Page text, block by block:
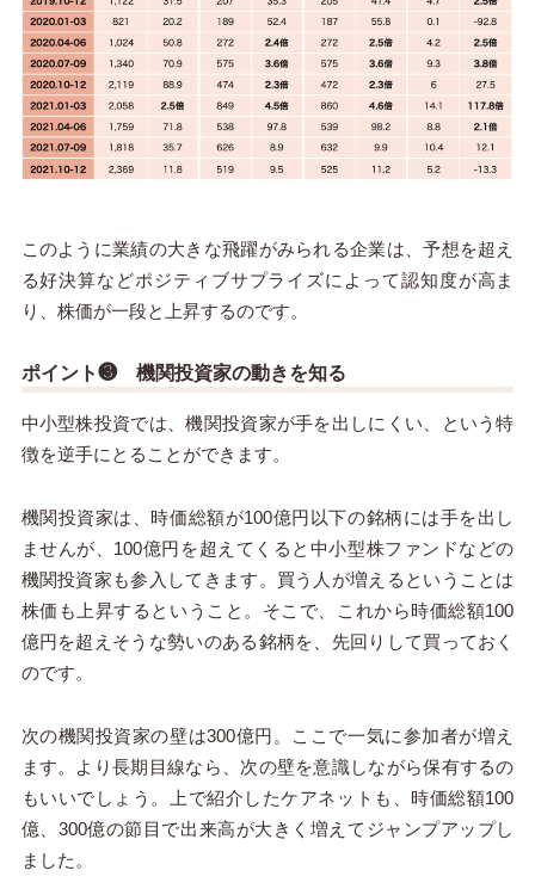
このように業績の大きな飛躍がみられる企業は、予想を超え
る好決算などポジティブサプライズによって認知度が高ま
り、株価が一段と上昇するのです。
ポイント❸ 機関投資家の動きを知る
中小型株投資では、機関投資家が手を出しにくい、という特
徴を逆手にとることができます。
機関投資家は、時価総額が100億円以下の銘柄には手を出し
ませんが、 100億円を超えてくると中小型株ファンドなどの
機関投資家も参入してきます。買う人が増えるということは
株価も上昇するということ。そこで、これから時価総額100
億円を超えそうな勢いのある銘柄を、先回りして買っておく
のです。
次の機関投資家の壁は300億円。ここで一気に参加者が増え
ます。より長期目線なら、次の壁を意識しながら保有するの
もいいでしょう。上で紹介したケアネットも、時価総額100
億、 300億の節目で出来高が大きく増えてジャンプアップし
ました。